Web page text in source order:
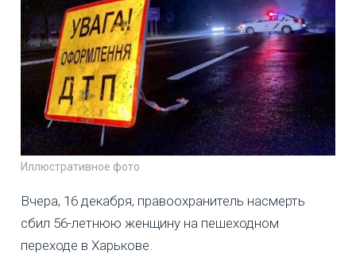
Иллюстративное фото
Вчера, 16 декабря, правоохранитель насмерть
сбил 56-летнюю женщину на пешеходном
переходе в Харькове.